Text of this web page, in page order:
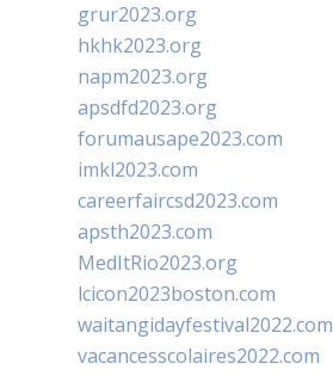
grur2023.org
hkhk2023.org
napm2023.org
apsdfd2023.org
forumausape2023.com
imkl2023.com
careerfaircsd2023.com
apsth2023.com
MedItRio2023.org
lcicon2023boston.com
waitangidayfestival2022.com
vacancesscolaires2022.com